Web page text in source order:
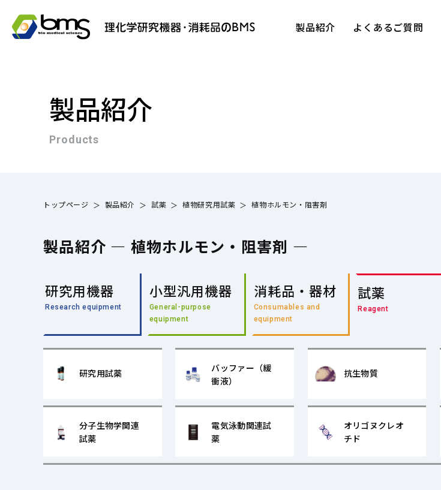
製品紹介 よくあるご質問
製品紹介
Products
トップページ 製品紹介 試薬 植物研究用試薬 植物ホルモン・阻害剤
製品紹介 — 植物ホルモン・阻害剤 —
研究用機器
Research equipment
小型汎用機器
General-purpose
equipment
消耗品・器材
Consumables and
equipment
試薬
Reagent
研究用試薬
バッファー（緩
衝液）
抗生物質
分子生物学関連
試薬
電気泳動関連試
薬
オリゴヌクレオ
チド